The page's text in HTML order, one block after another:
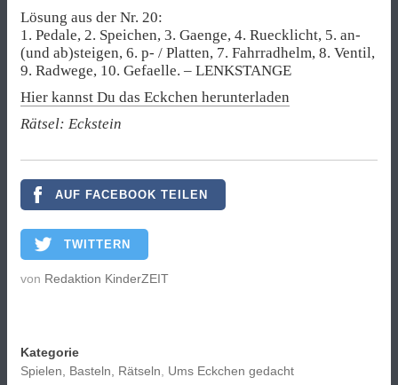
Lösung aus der Nr. 20:
1. Pedale, 2. Speichen, 3. Gaenge, 4. Ruecklicht, 5. an-
(und ab)steigen, 6. p- / Platten, 7. Fahrradhelm, 8. Ventil,
9. Radwege, 10. Gefaelle. – LENKSTANGE
Hier kannst Du das Eckchen herunterladen
Rätsel: Eckstein
AUF FACEBOOK TEILEN
TWITTERN
von Redaktion KinderZEIT
Kategorie
Spielen, Basteln, Rätseln, Ums Eckchen gedacht